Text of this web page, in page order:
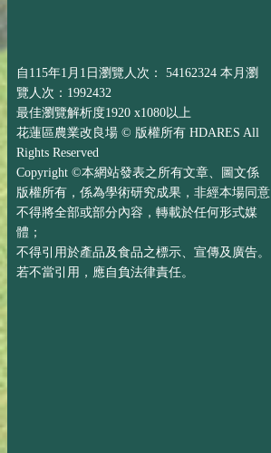
自115年1月1日瀏覽人次： 54162324 本月瀏
覽人次：1992432
最佳瀏覽解析度1920 x1080以上
花蓮區農業改良場 © 版權所有 HDARES All
Rights Reserved
Copyright ©本網站發表之所有文章、圖文係
版權所有，係為學術研究成果，非經本場同意
不得將全部或部分內容，轉載於任何形式媒
體；
不得引用於產品及食品之標示、宣傳及廣告。
若不當引用，應自負法律責任。